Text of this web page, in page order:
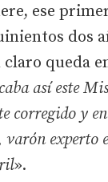
ese
dos
queda
así este
corregido y
varón experto
».